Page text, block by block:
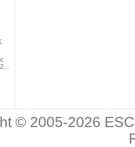
© 2005-2026